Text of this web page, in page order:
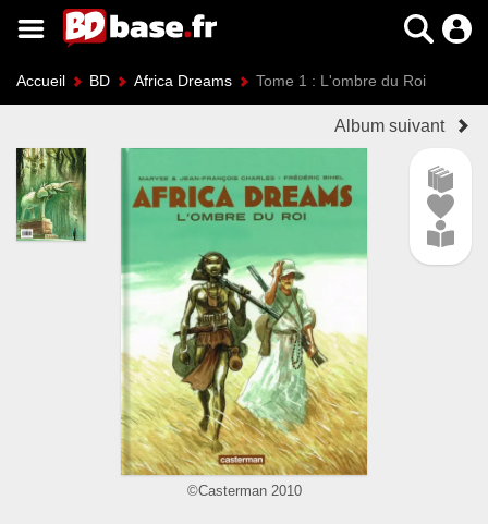
Accueil BD Africa Dreams Tome 1 : L'ombre du Roi
Album suivant
©Casterman 2010